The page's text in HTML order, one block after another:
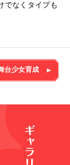
でなくタイプも
台少女育成